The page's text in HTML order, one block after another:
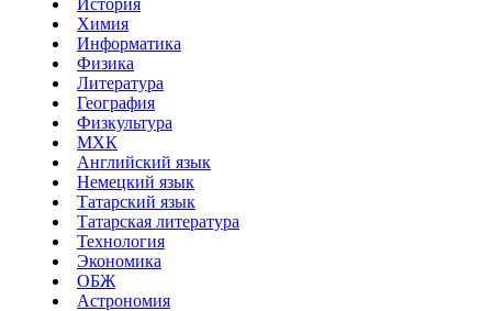
Химия
Информатика
Физика
Литература
География
Физкультура
МХК
Английский язык
Немецкий язык
Татарский язык
Татарская литература
Технология
Экономика
ОБЖ
Астрономия